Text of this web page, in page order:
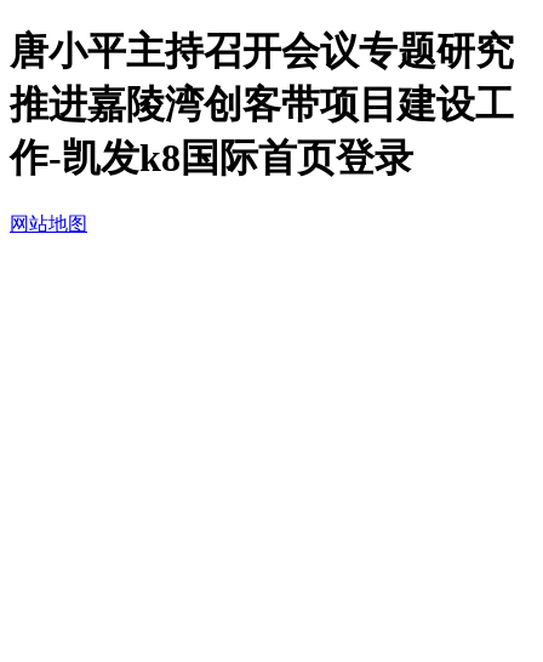
唐小平主持召开会议专题研究
推进嘉陵湾创客带项目建设工
作-凯发k8国际首页登录
网站地图